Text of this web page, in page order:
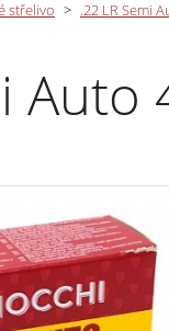
střelivo > .22 LR Semi
Auto